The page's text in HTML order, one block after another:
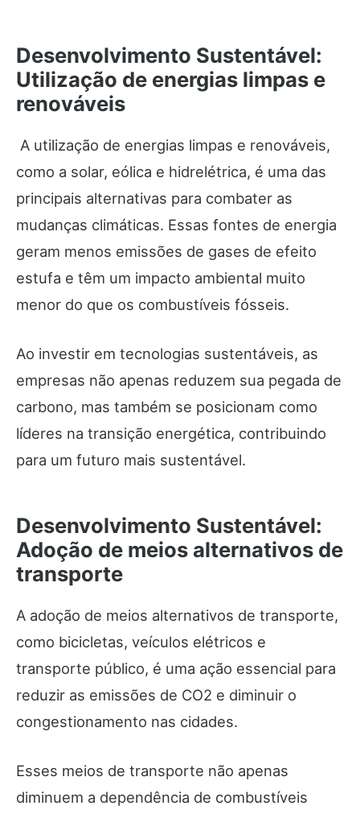
Desenvolvimento Sustentável:
Utilização de energias limpas e
renováveis
A utilização de energias limpas e renováveis,
como a solar, eólica e hidrelétrica, é uma das
principais alternativas para combater as
mudanças climáticas. Essas fontes de energia
geram menos emissões de gases de efeito
estufa e têm um impacto ambiental muito
menor do que os combustíveis fósseis.
Ao investir em tecnologias sustentáveis, as
empresas não apenas reduzem sua pegada de
carbono, mas também se posicionam como
líderes na transição energética, contribuindo
para um futuro mais sustentável.
Desenvolvimento Sustentável:
Adoção de meios alternativos de
transporte
A adoção de meios alternativos de transporte,
como bicicletas, veículos elétricos e
transporte público, é uma ação essencial para
reduzir as emissões de CO2 e diminuir o
congestionamento nas cidades.
Esses meios de transporte não apenas
diminuem a dependência de combustíveis